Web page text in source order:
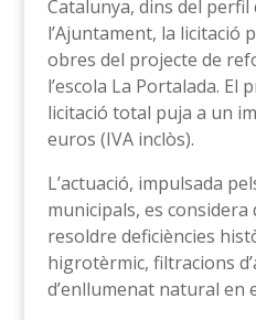
Catalunya, dins del
l’Ajuntament, la licitació
obres del projecte de
l’escola La Portalada. El
licitació total puja a un
euros (IVA inclòs).
L’actuació, impulsada
municipals, es
resoldre deficiències
higrotèrmic, filtracions
d’enllumenat natural en